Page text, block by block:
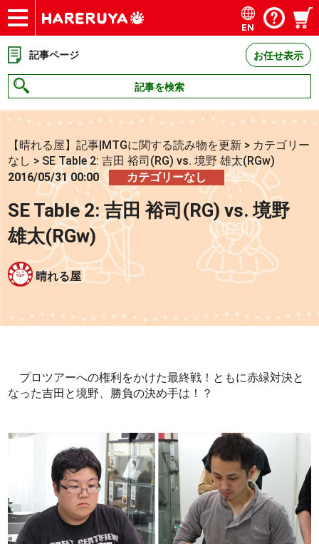
ショップ
買取
記事
デッキ検索
デッキ構築
選手一覧
店舗一覧
イベント
お問い合わせ
EN
記事ページ お任せ表示
記事を検索
【晴れる屋】記事|MTGに関する読み物を更新 > カテゴリー
なし > SE Table 2: 吉田 裕司(RG) vs. 境野 雄太(RGw)
2016/05/31 00:00
カテゴリーなし
SE Table 2: 吉田 裕司(RG) vs. 境野
雄太(RGw)
晴れる屋
プロツアーへの権利をかけた最終戦！ともに赤緑対決と
なった吉田と境野、勝負の決め手は！？